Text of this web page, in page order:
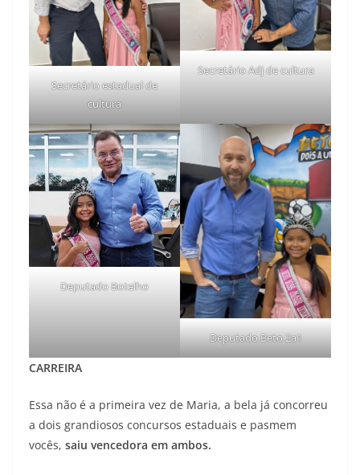
Secretário estadual de
cultura
Secretário Adj de cultura
Deputado Botelho
Deputado Beto 2a1
CARREIRA
Essa não é a primeira vez de Maria, a bela já concorreu
a dois grandiosos concursos estaduais e pasmem
vocês, saiu vencedora em ambos.